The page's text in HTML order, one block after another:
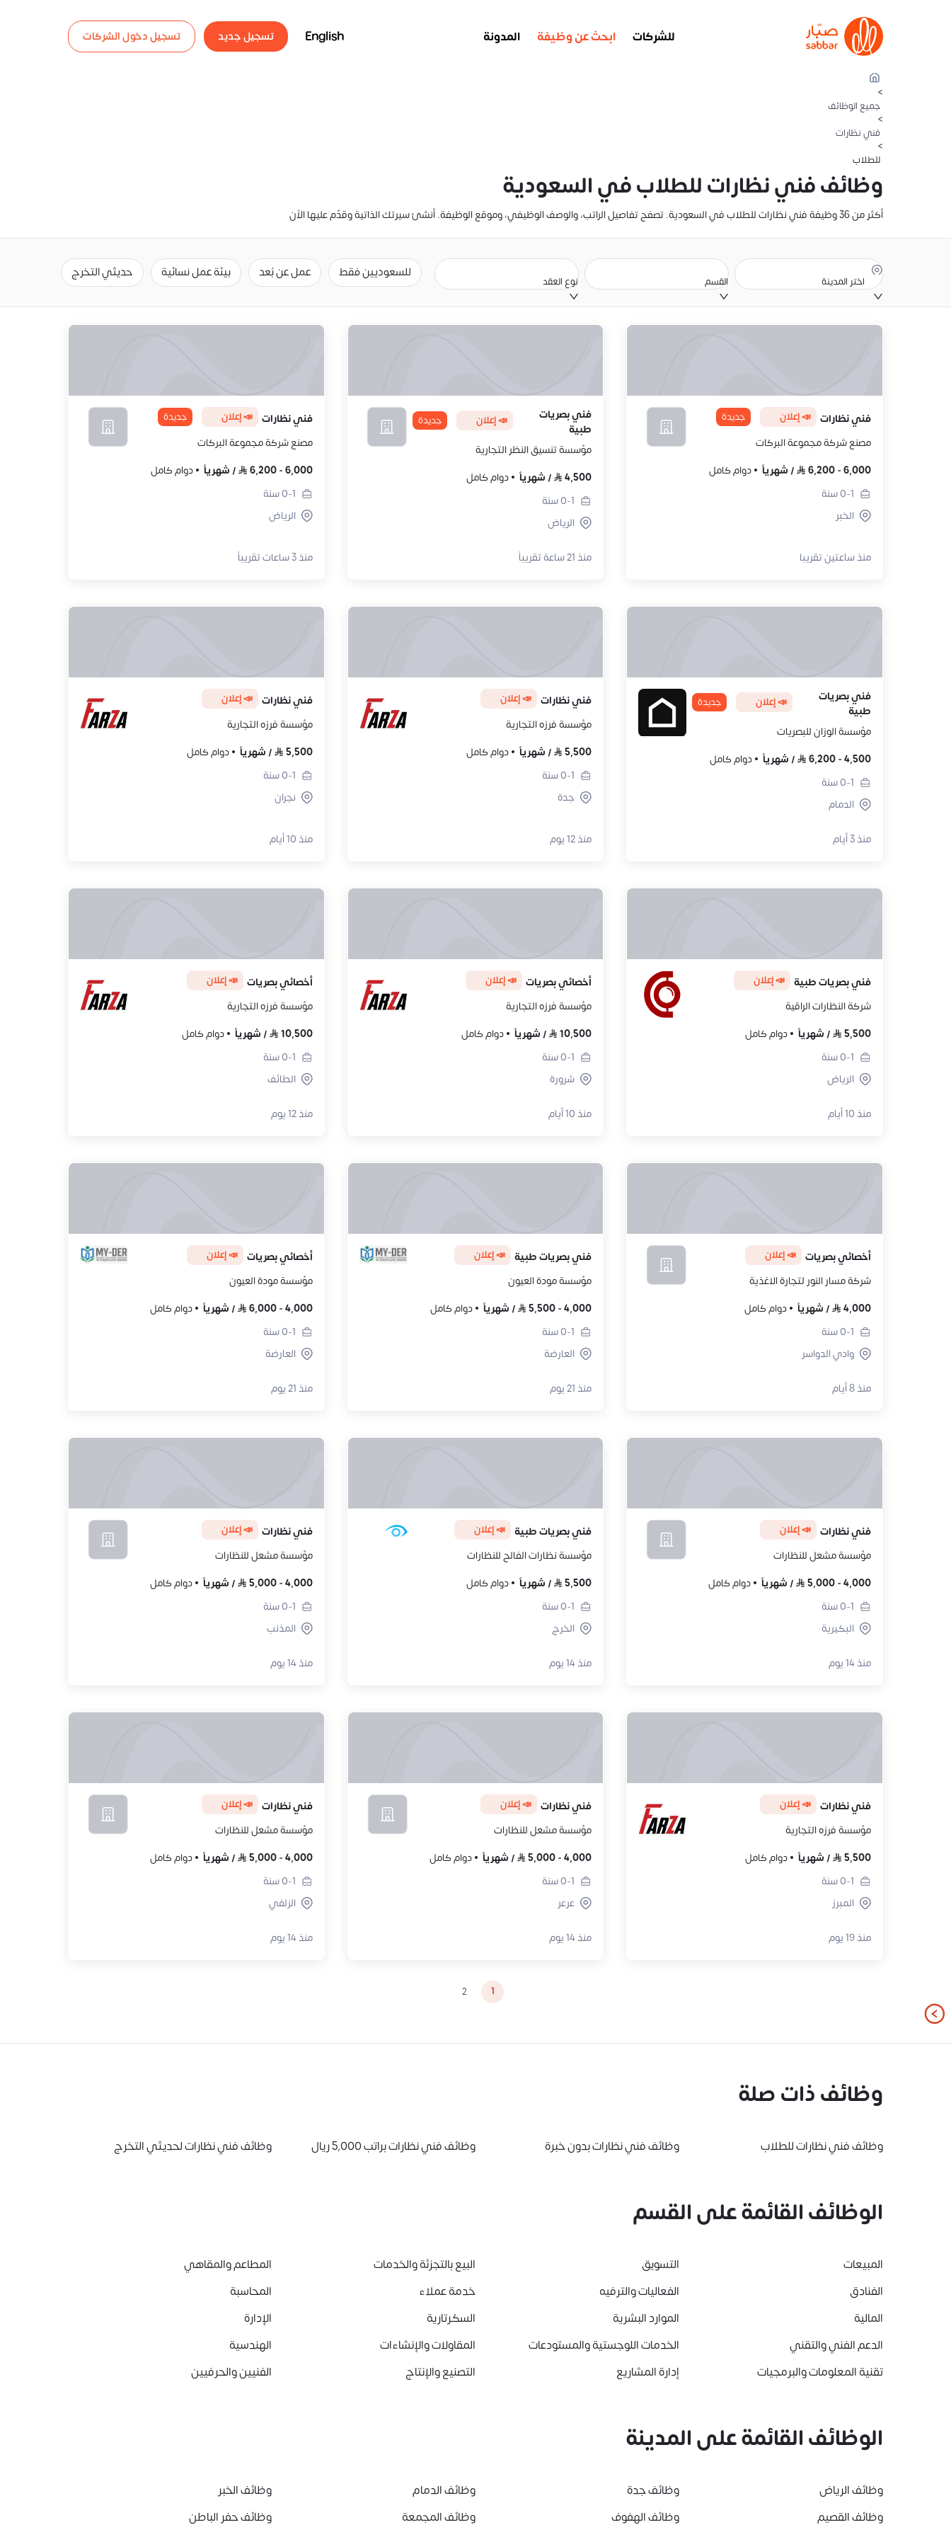
للشركات ابحث عن وظيفة المدونة English تسجيل جديد تسجيل دخول الشركات
>
جميع الوظائف
>
فني نظارات
>
للطلاب
وظائف فني نظارات للطلاب في السعودية
أكثر من 36 وظيفة فني نظارات للطلاب في السعودية. تصفح تفاصيل الراتب، والوصف الوظيفي، وموقع الوظيفة. أنشئ سيرتك الذاتية وقدّم عليها الآن
اختر المدينة القسم نوع العقد
للسعوديين فقط عمل عن بُعد بيئة عمل نسائية حديثي التخرج
فني نظارات 📣 إعلان جديدة
مصنع شركة مجموعة البركات
6,000
-
6,200
/ شهرياً
دوام كامل
0-1سنة
الخبر
منذ ساعتين تقريبا
فني بصريات
طبية
📣 إعلان جديدة
مؤسسة تنسيق النظر التجارية
4,500
/ شهرياً
دوام كامل
0-1سنة
الرياض
منذ 21 ساعة تقريباً
فني نظارات 📣 إعلان جديدة
مصنع شركة مجموعة البركات
6,000
-
6,200
/ شهرياً
دوام كامل
0-1سنة
الرياض
منذ 3 ساعات تقريباً
فني بصريات
طبية
📣 إعلان جديدة
مؤسسة الوزان للبصريات
4,500
-
6,200
/ شهرياً
دوام كامل
0-1سنة
الدمام
منذ 3 أيام
فني نظارات 📣 إعلان
مؤسسة فرزه التجارية
5,500
/ شهرياً
دوام كامل
0-1سنة
جدة
منذ 12 يوم
فني نظارات 📣 إعلان
مؤسسة فرزه التجارية
5,500
/ شهرياً
دوام كامل
0-1سنة
نجران
منذ 10 أيام
فني بصريات طبية 📣 إعلان
شركة النظارات الراقية
5,500
/ شهرياً
دوام كامل
0-1سنة
الرياض
منذ 10 أيام
أخصائي بصريات 📣 إعلان
مؤسسة فرزه التجارية
10,500
/ شهرياً
دوام كامل
0-1سنة
شرورة
منذ 10 أيام
أخصائي بصريات 📣 إعلان
مؤسسة فرزه التجارية
10,500
/ شهرياً
دوام كامل
0-1سنة
الطائف
منذ 12 يوم
أخصائي بصريات 📣 إعلان
شركة مسار النور لتجارة الاغذية
4,000
/ شهرياً
دوام كامل
0-1سنة
وادي الدواسر
منذ 8 أيام
فني بصريات طبية 📣 إعلان
مؤسسة مودة العيون
4,000
-
5,500
/ شهرياً
دوام كامل
0-1سنة
العارضة
منذ 21 يوم
أخصائي بصريات 📣 إعلان
مؤسسة مودة العيون
4,000
-
6,000
/ شهرياً
دوام كامل
0-1سنة
العارضة
منذ 21 يوم
فني نظارات 📣 إعلان
مؤسسة مشعل للنظارات
4,000
-
5,000
/ شهرياً
دوام كامل
0-1سنة
البكيرية
منذ 14 يوم
فني بصريات طبية 📣 إعلان
مؤسسة نظارات الفالح للنظارات
5,500
/ شهرياً
دوام كامل
0-1سنة
الخرج
منذ 14 يوم
فني نظارات 📣 إعلان
مؤسسة مشعل للنظارات
4,000
-
5,000
/ شهرياً
دوام كامل
0-1سنة
المذنب
منذ 14 يوم
فني نظارات 📣 إعلان
مؤسسة فرزه التجارية
5,500
/ شهرياً
دوام كامل
0-1سنة
المبرز
منذ 19 يوم
فني نظارات 📣 إعلان
مؤسسة مشعل للنظارات
4,000
-
5,000
/ شهرياً
دوام كامل
0-1سنة
عرعر
منذ 14 يوم
فني نظارات 📣 إعلان
مؤسسة مشعل للنظارات
4,000
-
5,000
/ شهرياً
دوام كامل
0-1سنة
الزلفي
منذ 14 يوم
1
2
وظائف ذات صلة
وظائف فني نظارات للطلاب وظائف فني نظارات بدون خبرة وظائف فني نظارات براتب 5,000 ريال وظائف فني نظارات لحديثي التخرج
الوظائف القائمة على القسم
المبيعات التسويق البيع بالتجزئة والخدمات
المطاعم والمقاهي
الفنادق
الفعاليات والترفيه خدمة عملاء
المحاسبة
المالية
الموارد البشرية السكرتارية
الإدارة
الدعم الفني والتقني
الخدمات اللوجستية والمستودعات المقاولات والإنشاءات
الهندسية
تقنية المعلومات والبرمجيات
إدارة المشاريع التصنيع والإنتاج الفنيين والحرفيين
الوظائف القائمة على المدينة
وظائف الرياض وظائف جدة وظائف الدمام
وظائف الخبر
وظائف القصيم
وظائف الهفوف وظائف المجمعة
وظائف حفر الباطن